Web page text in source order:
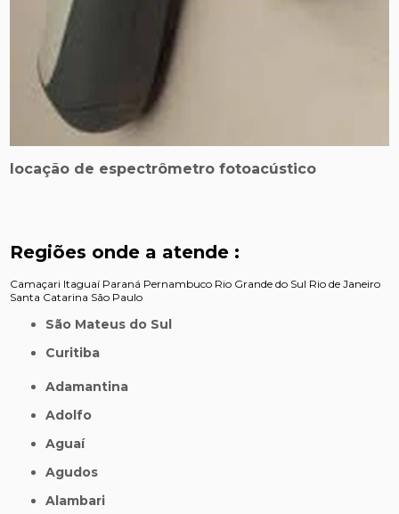
locação de espectrômetro fotoacústico
Regiões onde a atende :
Camaçari Itaguaí Paraná Pernambuco Rio Grande do Sul Rio de Janeiro
Santa Catarina São Paulo
São Mateus do Sul
Curitiba
Adamantina
Adolfo
Aguaí
Agudos
Alambari